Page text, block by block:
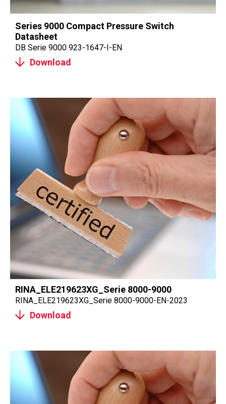
Series 9000 Compact Pressure Switch
Datasheet
DB Serie 9000 923-1647-I-EN
Download
RINA_ELE219623XG_Serie 8000-9000
RINA_ELE219623XG_Serie 8000-9000-EN-2023
Download